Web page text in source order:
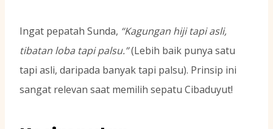
Ingat pepatah Sunda, “Kagungan hiji tapi asli,
tibatan loba tapi palsu.”(Lebih baik punya satu
tapi asli, daripada banyak tapi palsu). Prinsip ini
sangat relevan saat memilih sepatu Cibaduyut!